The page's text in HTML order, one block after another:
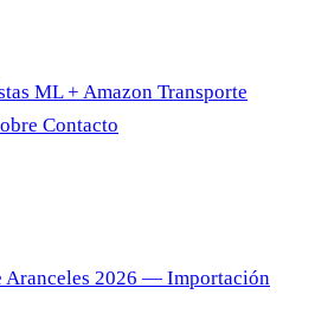
ML + Amazon Transporte
Contacto
Aranceles 2026 — Importación